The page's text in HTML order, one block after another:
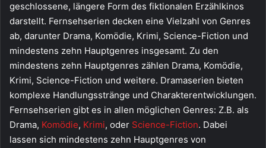
geschlossene, längere Form des fiktionalen Erzählkinos
darstellt. Fernsehserien decken eine Vielzahl von Genres
ab, darunter Drama, Komödie, Krimi, Science-Fiction und
mindestens zehn Hauptgenres insgesamt. Zu den
mindestens zehn Hauptgenres zählen Drama, Komödie,
Krimi, Science-Fiction und weitere. Dramaserien bieten
komplexe Handlungsstränge und Charakterentwicklungen.
Fernsehserien gibt es in allen möglichen Genres: Z.B. als
Drama, Komödie, Krimi, oder Science-Fiction. Dabei
lassen sich mindestens zehn Hauptgenres von